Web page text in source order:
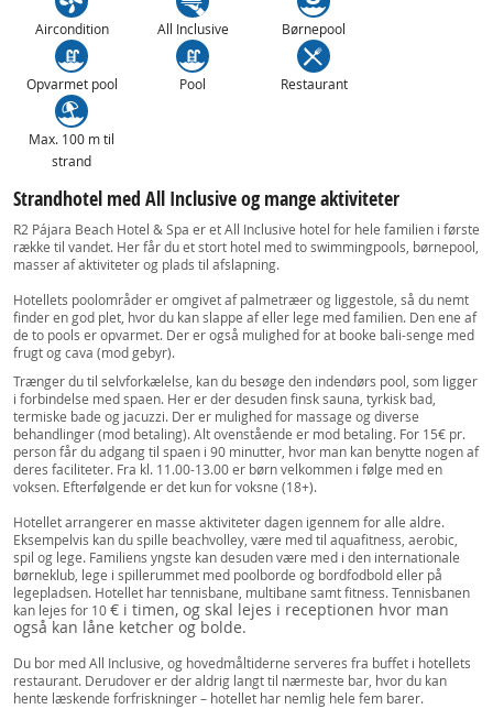
Aircondition All Inclusive Børnepool
Opvarmet pool Pool Restaurant
Max. 100 m til
strand
Strandhotel med All Inclusive og mange aktiviteter
R2 Pájara Beach Hotel & Spa er et All Inclusive hotel for hele familien i første
række til vandet. Her får du et stort hotel med to swimmingpools, børnepool,
masser af aktiviteter og plads til afslapning.
Hotellets poolområder er omgivet af palmetræer og liggestole, så du nemt
finder en god plet, hvor du kan slappe af eller lege med familien. Den ene af
de to pools er opvarmet. Der er også mulighed for at booke bali-senge med
frugt og cava (mod gebyr).
Trænger du til selvforkælelse, kan du besøge den indendørs pool, som ligger
i forbindelse med spaen. Her er der desuden finsk sauna, tyrkisk bad,
termiske bade og jacuzzi. Der er mulighed for massage og diverse
behandlinger (mod betaling). Alt ovenstående er mod betaling. For 15€ pr.
person får du adgang til spaen i 90 minutter, hvor man kan benytte nogen af
deres faciliteter. Fra kl. 11.00-13.00 er børn velkommen i følge med en
voksen. Efterfølgende er det kun for voksne (18+).
Hotellet arrangerer en masse aktiviteter dagen igennem for alle aldre.
Eksempelvis kan du spille beachvolley, være med til aquafitness, aerobic,
spil og lege. Familiens yngste kan desuden være med i den internationale
børneklub, lege i spillerummet med poolborde og bordfodbold eller på
legepladsen. Hotellet har tennisbane, multibane samt fitness. Tennisbanen
kan lejes for 10€ i timen, og skal lejes i receptionen hvor man
også kan låne ketcher og bolde.
Du bor med All Inclusive, og hovedmåltiderne serveres fra buffet i hotellets
restaurant. Derudover er der aldrig langt til nærmeste bar, hvor du kan
hente læskende forfriskninger – hotellet har nemlig hele fem barer.